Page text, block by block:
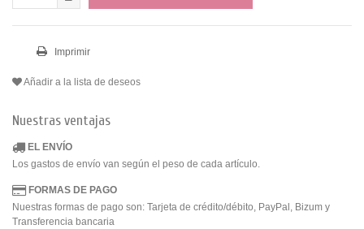
Imprimir
Añadir a la lista de deseos
Nuestras ventajas
EL ENVÍO
Los gastos de envío van según el peso de cada artículo.
FORMAS DE PAGO
Nuestras formas de pago son: Tarjeta de crédito/débito, PayPal, Bizum y
Transferencia bancaria